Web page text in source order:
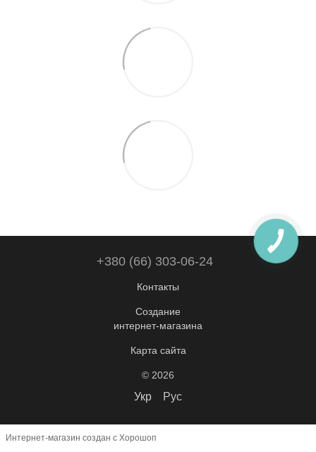
+380 (66) 303-06-24
Контакты
Создание
интернет-магазина
Карта сайта
© 2026
Укр Рус
Интернет-магазин создан с Хорошоп